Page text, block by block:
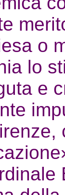
o
lo
e